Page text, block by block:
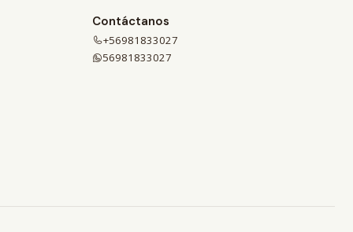
Contáctanos
+56981833027
56981833027